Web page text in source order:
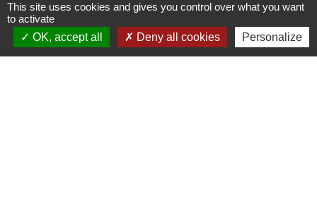
81700 Puylaurens - FRANCE
+33 5 63 75 00 18
Contact par formulaire
This site uses cookies and gives you control over what you want
to activate
OK, accept all
Deny all cookies Personalize